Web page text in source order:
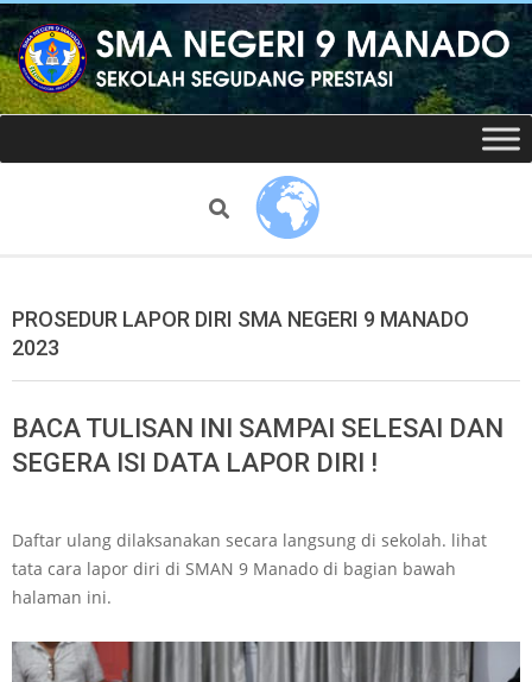
Skip
to
content
Website
resmi
9
Manado
Navigation
Search
PROSEDUR LAPOR DIRI SMA NEGERI 9 MANADO
2023
BACA TULISAN INI SAMPAI SELESAI DAN
SEGERA ISI DATA LAPOR DIRI !
Daftar ulang dilaksanakan secara langsung di sekolah. lihat
tata cara lapor diri di SMAN 9 Manado di bagian bawah
halaman ini.